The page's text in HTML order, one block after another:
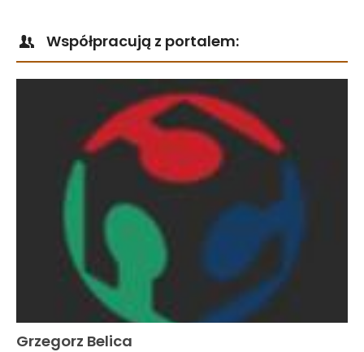
Współpracują z portalem:
Grzegorz Belica